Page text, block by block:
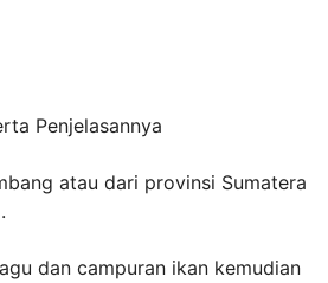
atau dari provinsi Sumatera
dan campuran ikan kemudian